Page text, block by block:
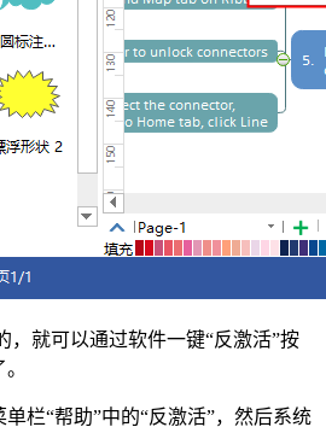
，就可以通过软件一键“反激活”按
栏“帮助”中的“反激活”，然后系统